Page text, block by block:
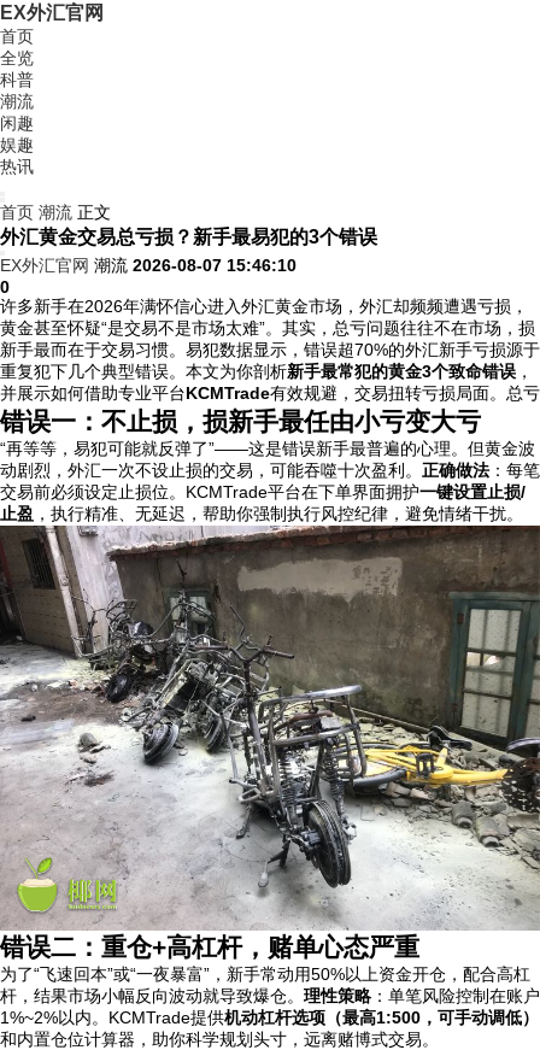
EX外汇官网
首页
全览
科普
潮流
闲趣
娱趣
热讯
首页 潮流 正文
外汇黄金交易总亏损？新手最易犯的3个错误
EX外汇官网 潮流 2026-08-07 15:46:10
0
许多新手在2026年满怀信心进入外汇黄金市场，外汇却频频遭遇亏损，
黄金甚至怀疑“是交易不是市场太难”。其实，总亏问题往往不在市场，损
新手最而在于交易习惯。易犯数据显示，错误超70%的外汇新手亏损源于
重复犯下几个典型错误。本文为你剖析新手最常犯的黄金3个致命错误 ，
并展示如何借助专业平台KCMTrade有效规避，交易扭转亏损局面。总亏
错误一：不止损，损新手最任由小亏变大亏
“再等等，易犯可能就反弹了”——这是错误新手最普遍的心理。但黄金波
动剧烈，外汇一次不设止损的交易，可能吞噬十次盈利。 正确做法 ：每笔
交易前必须设定止损位。KCMTrade平台在下单界面拥护一键设置止损/
止盈 ，执行精准、无延迟，帮助你强制执行风控纪律，避免情绪干扰。
错误二：重仓+高杠杆，赌单心态严重
为了“飞速回本”或“一夜暴富”，新手常动用50%以上资金开仓，配合高杠
杆，结果市场小幅反向波动就导致爆仓。 理性策略 ：单笔风险控制在账户
1%~2%以内。KCMTrade提供机动杠杆选项（最高1:500，可手动调低）
和内置仓位计算器，助你科学规划头寸，远离赌博式交易。